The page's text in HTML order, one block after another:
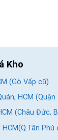
Kho
(Gò Vấp cũ)
HCM (Quận
(Châu Đức,
Phú